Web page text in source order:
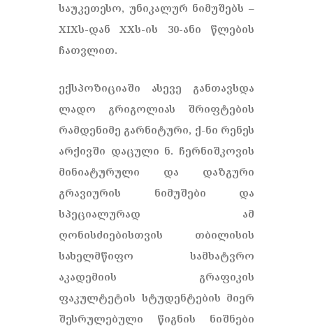
საუკეთესო, უნიკალურ ნიმუშებს –
XIXს-დან XXს-ის 30-ანი წლების
ჩათვლით.
ექსპოზიციაში ასევე განთავსდა
ლადო გრიგოლიას შრიფტების
რამდენიმე გარნიტური, ქ-ნი რენეს
არქივში დაცული ნ. ჩერნიშკოვის
მინიატურული და დაზგური
გრავიურის ნიმუშები და
სპეციალურად ამ
ღონისძიებისთვის თბილისის
სახელმწიფო სამხატვრო
აკადემიის გრაფიკის
ფაკულტეტის სტუდენტების მიერ
შესრულებული წიგნის ნიშნები